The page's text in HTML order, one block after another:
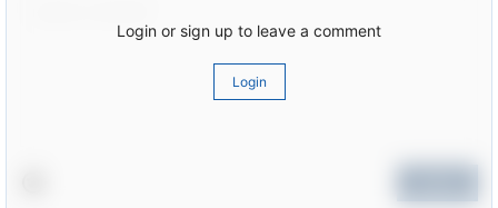
Login or sign up to leave a comment
Login